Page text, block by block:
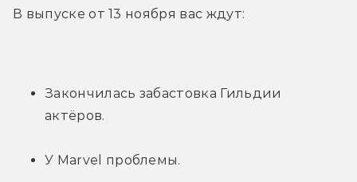
В выпуске от 13 ноября вас ждут:
Закончилась забастовка Гильдии
актёров.
У Marvel проблемы.